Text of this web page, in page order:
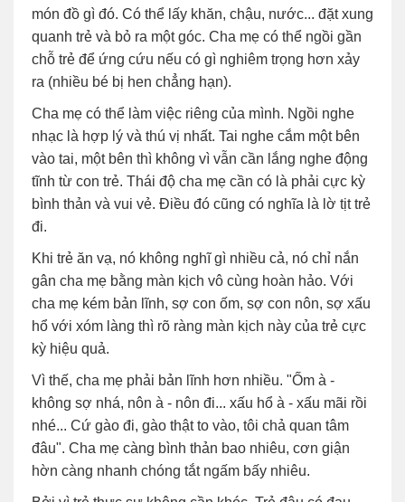
món đồ gì đó. Có thể lấy khăn, chậu, nước... đặt xung
quanh trẻ và bỏ ra một góc. Cha mẹ có thể ngồi gần
chỗ trẻ để ứng cứu nếu có gì nghiêm trọng hơn xảy
ra (nhiều bé bị hen chẳng hạn).
Cha mẹ có thể làm việc riêng của mình. Ngồi nghe
nhạc là hợp lý và thú vị nhất. Tai nghe cắm một bên
vào tai, một bên thì không vì vẫn cần lắng nghe động
tĩnh từ con trẻ. Thái độ cha mẹ cần có là phải cực kỳ
bình thản và vui vẻ. Điều đó cũng có nghĩa là lờ tịt trẻ
đi.
Khi trẻ ăn vạ, nó không nghĩ gì nhiều cả, nó chỉ nắn
gân cha mẹ bằng màn kịch vô cùng hoàn hảo. Với
cha mẹ kém bản lĩnh, sợ con ốm, sợ con nôn, sợ xấu
hổ với xóm làng thì rõ ràng màn kịch này của trẻ cực
kỳ hiệu quả.
Vì thế, cha mẹ phải bản lĩnh hơn nhiều. "Ốm à -
không sợ nhá, nôn à - nôn đi... xấu hổ à - xấu mãi rồi
nhé... Cứ gào đi, gào thật to vào, tôi chả quan tâm
đâu". Cha mẹ càng bình thản bao nhiêu, cơn giận
hờn càng nhanh chóng tắt ngấm bấy nhiêu.